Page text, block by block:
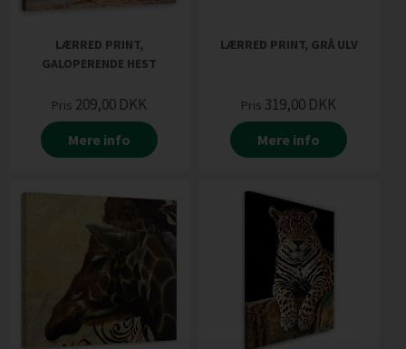
LÆRRED PRINT,
GALOPERENDE HEST
Pris 209,00 DKK
Mere info
LÆRRED PRINT, GRÅ ULV
Pris 319,00 DKK
Mere info